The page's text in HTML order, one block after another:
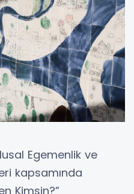
Egemenlik ve
kapsamında
Kimsin?”